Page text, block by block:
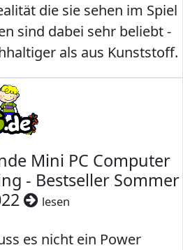
die sie sehen im Spiel
sind dabei sehr beliebt -
als aus Kunststoff.
Mini PC Computer
- Bestseller Sommer
lesen
es nicht ein Power